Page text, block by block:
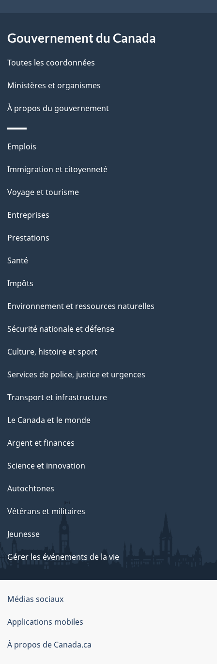
l
p
a
g
e
Gouvernement du Canada
Toutes les coordonnées
Ministères et organismes
À propos du gouvernement
Thèmes
sujets
Emplois
Immigration et citoyenneté
Voyage et tourisme
Entreprises
Prestations
Santé
Impôts
Environnement et ressources naturelles
Sécurité nationale et défense
Culture, histoire et sport
Services de police, justice et urgences
Transport et infrastructure
Le Canada et le monde
Argent et finances
Science et innovation
Autochtones
Vétérans et militaires
Jeunesse
Gérer les événements de la vie
Organisation
du
gouvernement
du
Médias sociaux
Applications mobiles
À propos de Canada.ca